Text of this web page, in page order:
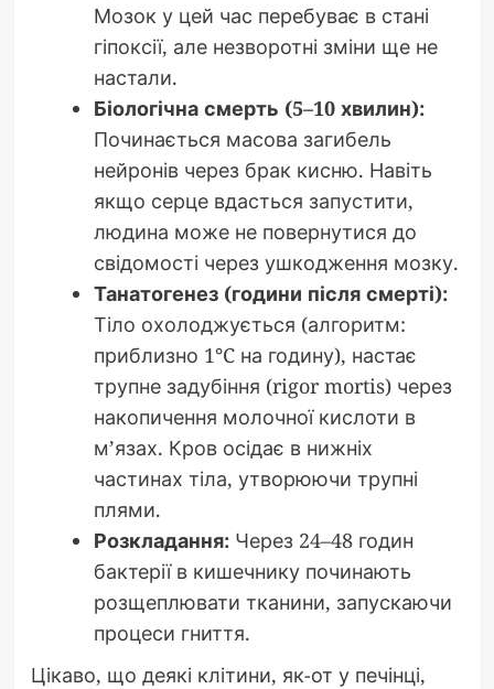
Мозок у цей час перебуває в стані
гіпоксії, але незворотні зміни ще не
настали.
Біологічна смерть (5–10 хвилин):
Починається масова загибель
нейронів через брак кисню. Навіть
якщо серце вдасться запустити,
людина може не повернутися до
свідомості через ушкодження мозку.
Танатогенез (години після смерті):
Тіло охолоджується (алгоритм:
приблизно 1°C на годину), настає
трупне задубіння (rigor mortis) через
накопичення молочної кислоти в
м’язах. Кров осідає в нижніх
частинах тіла, утворюючи трупні
плями.
Розкладання:Через 24–48 годин
бактерії в кишечнику починають
розщеплювати тканини, запускаючи
процеси гниття.
Цікаво, що деякі клітини, як-от у печінці,